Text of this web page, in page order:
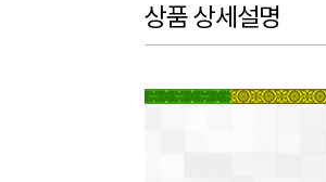
상품 상세설명